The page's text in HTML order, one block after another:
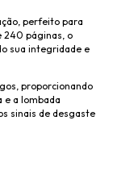
perfeito para
240 páginas, o
sua integridade e
proporcionando
e a lombada
sinais de desgaste